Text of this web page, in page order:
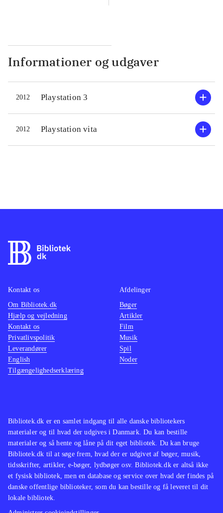
Informationer og udgaver
2012 Playstation 3
2012 Playstation vita
Bibliotek.dk er en samlet indgang til alle danske bibliotekers
materialer og til hvad der udgives i Danmark. Du kan bestille
materialer og så hente og låne på dit eget bibliotek. Du kan bruge
Bibliotek.dk til at søge frem, hvad der er udgivet af bøger, musik,
tidsskrifter, artikler, e-bøger, lydbøger osv. Bibliotek.dk er altså ikke
et fysisk bibliotek, men en database og service over hvad der findes på
danske offentlige biblioteker, som du kan bestille og få leveret til dit
lokale bibliotek.
Kontakt os
Om Bibliotek.dk
Hjælp og vejledning
Kontakt os
Privatlivspolitik
Leverandører
English
Tilgængelighedserklæring
Afdelinger
Bøger
Artikler
Film
Musik
Spil
Noder